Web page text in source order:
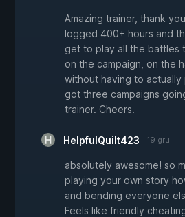
Amazing trainer, thank
logged 400+ hours and
get to play all the battles
on the campaign, on the
without having to
got three campaigns
trainer. Cheers.
HelpfulQuilt423 19 gru
absolutely awesome! so
playing your own story
and bending everyone
Feels like friendly